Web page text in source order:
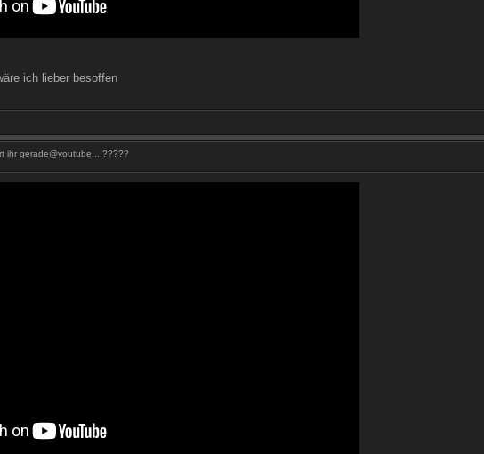
ich lieber besoffen
ihr gerade@youtube....?????